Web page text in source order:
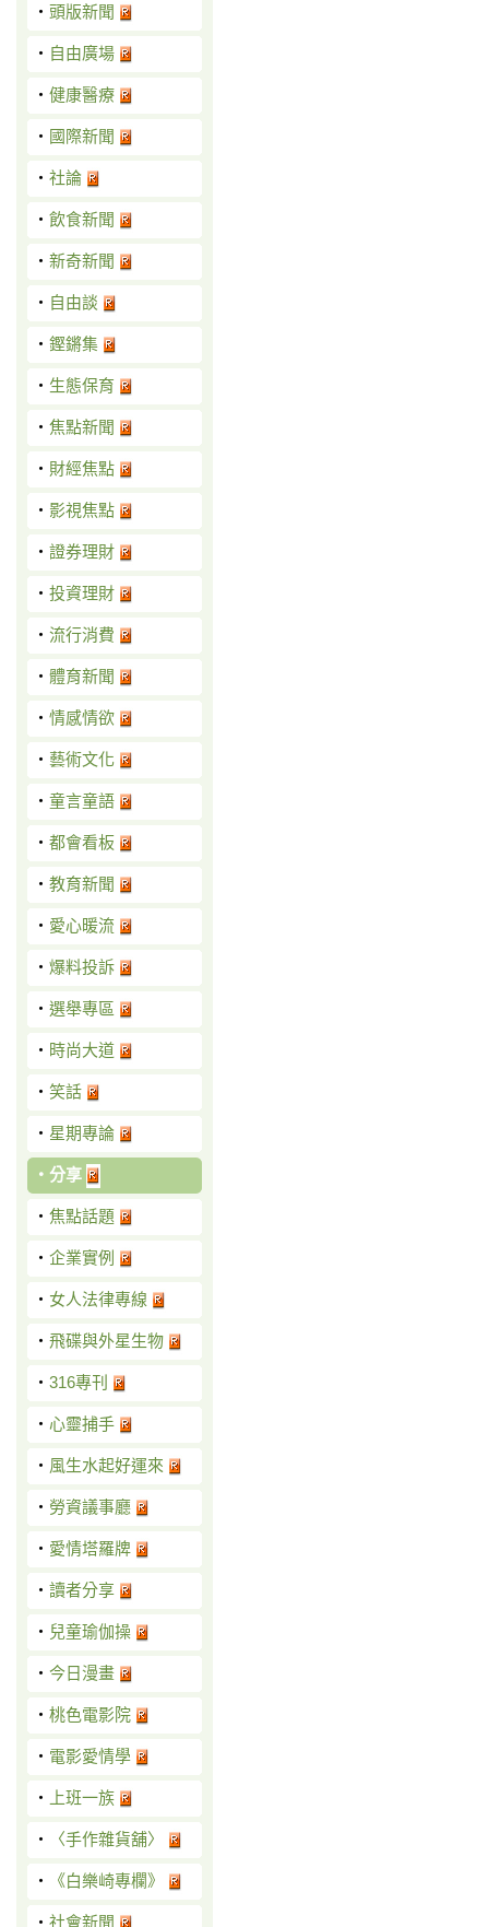
‧ 頭版新聞
‧ 自由廣場
‧ 健康醫療
‧ 國際新聞
‧ 社論
‧ 飲食新聞
‧ 新奇新聞
‧ 自由談
‧ 鏗鏘集
‧ 生態保育
‧ 焦點新聞
‧ 財經焦點
‧ 影視焦點
‧ 證券理財
‧ 投資理財
‧ 流行消費
‧ 體育新聞
‧ 情感情欲
‧ 藝術文化
‧ 童言童語
‧ 都會看板
‧ 教育新聞
‧ 愛心暖流
‧ 爆料投訴
‧ 選舉專區
‧ 時尚大道
‧ 笑話
‧ 星期專論
‧ 分享
‧ 焦點話題
‧ 企業實例
‧ 女人法律專線
‧ 飛碟與外星生物
‧ 316專刊
‧ 心靈捕手
‧ 風生水起好運來
‧ 勞資議事廳
‧ 愛情塔羅牌
‧ 讀者分享
‧ 兒童瑜伽操
‧ 今日漫畫
‧ 桃色電影院
‧ 電影愛情學
‧ 上班一族
‧ 〈手作雜貨舖〉
‧ 《白樂崎專欄》
‧ 社會新聞